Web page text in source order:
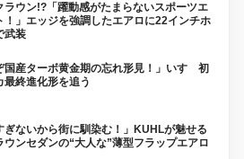
ラウン!?「躍動感がたまらないスポーツエ
！」エッジを強調したエアロに22インチホ
武装
国産ターボ黄金期の忘れ形見！」いすゞ初
最終進化形を追う
ぎないから街に馴染む！」KUHLが魅せる
ウンセダンの“大人な”薄型フラップエアロ